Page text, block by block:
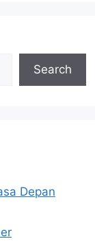
Search
Depan